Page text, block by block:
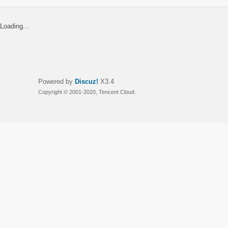
Loading...
Powered by Discuz! X3.4
Copyright © 2001-2020, Tencent Cloud.